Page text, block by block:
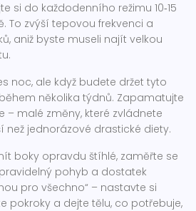
si do každodenního režimu 10‑15
To zvýší tepovou frekvenci a
aniž byste museli najít velkou
noc, ale když budete držet tyto
několika týdnů. Zapamatujte
– malé změny, které zvládnete
než jednorázové drastické diety.
boky opravdu štíhlé, zaměřte se
pohyb a dostatek
pro všechno“ – nastavte si
pokroky a dejte tělu, co potřebuje,